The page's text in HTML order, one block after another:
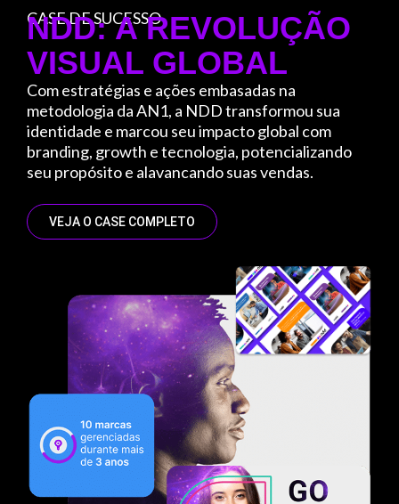
CASE DE SUCESSO
NDD: A REVOLUÇÃO
VISUAL GLOBAL
Com estratégias e ações embasadas na
metodologia da AN1, a NDD transformou sua
identidade e marcou seu impacto global com
branding, growth e tecnologia, potencializando
seu propósito e alavancando suas vendas.
VEJA O CASE COMPLETO